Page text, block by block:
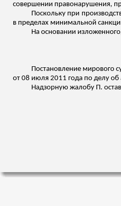
совершении правонарушения,
Поскольку при
в пределах минимальной
На основании изложенного
Постановление мирового
от 08 июля 2011 года по делу
Надзорную жалобу П.